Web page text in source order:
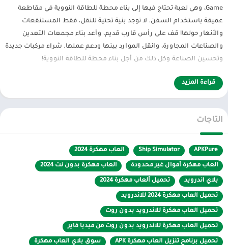
Game، وهي لعبة تحتاج فيها إلى بناء محطة للطاقة النووية في مقاطعة
عميقة باستخدام السفن. لا توجد بنية تحتية للنقل، فقط المستنقعات
والأنهار حولها! قف على رأس قارب قديم، وأعد بناء مجمعات التعدين
والصناعات المجاورة، وانقل الموارد بينها ودعم عملها. شراء مركبات جديدة
وتحسين الصناعة وكل ذلك من أجل بناء محطة للطاقة النووية!
في لعبة محاكاة قبطان السفينة، عليك إكمال مهام تسليم البضائع: من
الآلات ومواد البناء إلى معدات الصناعات الخفيفة والثقيلة. قم بترقية
صعبًا ومكلفًا للغاية!
حقيقية. أكمل الطرق متفاوتة الصعوبة واكسب المال لتجديد أسطولك
بسفن جديدة. قم بتعديل السفن للتعامل مع الطرق الصعبة وكسب
المزيد من المال. اكتشف أسطول المركبات بأكمله: من سفينة القطر
القديمة إلى أشهر السفن في القرن العشرين!
ميزات اللعبة Ship Simulator :
– إدارة السفن المتقدمة
قراءة المزيد
التاجات
APKPure
Ship Simulator العاب مهكرة 2024
العاب مهكرة أموال غير محدودة العاب مهكرة بدون نت 2024
بلاي اندرويد تحميل ألعاب مهكرة 2024
تحميل العاب مهكرة 2024 للاندرويد
تحميل العاب مهكرة للاندرويد بدون روت
تحميل العاب مهكرة للاندرويد بدون روت من ميديا فاير
تحميل برنامج تنزيل العاب مهكرة APK سوق بلاي العاب مهكرة